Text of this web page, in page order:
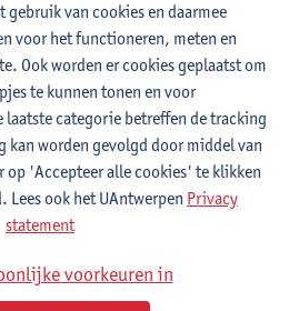
opnames en presentaties van
gebruik van cookies en daarmee
voor het functioneren, meten en
Ook worden er cookies geplaatst om
te kunnen tonen en voor
categorie betreffen de tracking
kan worden gevolgd door middel van
op 'Accepteer alle cookies' te klikken
Lees ook het UAntwerpen Privacy
statement
voorkeuren in